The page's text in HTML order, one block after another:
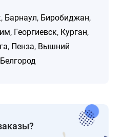
, Барнаул, Биробиджан,
, Георгиевск, Курган,
, Пенза, Вышний
Белгород